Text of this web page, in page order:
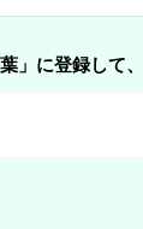
」に登録して